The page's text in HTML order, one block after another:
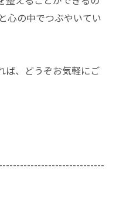
心の中でつぶやいてい
ば、どうぞお気軽にご